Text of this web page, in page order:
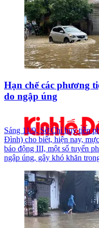
Hạn chế các phương
do ngập úng
Sáng 11/9, Sở Chỉ huy tiền
Đình) cho biết, hiện nay,
báo động III, một số tuyến
ngập úng, gây khó khăn